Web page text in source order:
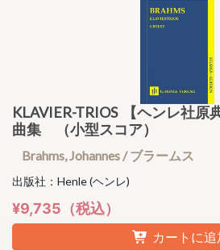
KLAVIER-TRIOS 【ヘンレ社原
曲集 （小型スコア）
Brahms, Johannes / ブラームス
出版社：Henle (ヘンレ)
¥9,735（税込）
カートに追